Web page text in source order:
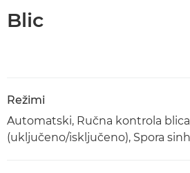
Blic
Režimi
Automatski, Ručna kontrola blica
(uključeno/isključeno), Spora